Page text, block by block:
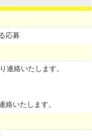
応募
連絡いたします。
いたします。